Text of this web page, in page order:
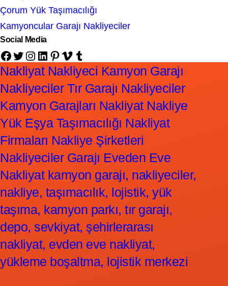
Çorum Yük Taşımacılığı
Kamyoncular Garajı Nakliyeciler
Social Media
Facebook Twitter Instagram LinkedIn Pinterest Vimeo Tumblr
Nakliyat Nakliyeci Kamyon Garajı
Nakliyeciler Tır Garajı Nakliyeciler
Kamyon Garajları Nakliyat Nakliye
Yük Eşya Taşımacılığı Nakliyat
Firmaları Nakliye Şirketleri
Nakliyeciler Garajı Eveden Eve
Nakliyat kamyon garajı, nakliyeciler,
nakliye, taşımacılık, lojistik, yük
taşıma, kamyon parkı, tır garajı,
depo, sevkiyat, şehirlerarası
nakliyat, evden eve nakliyat,
yükleme boşaltma, lojistik merkezi